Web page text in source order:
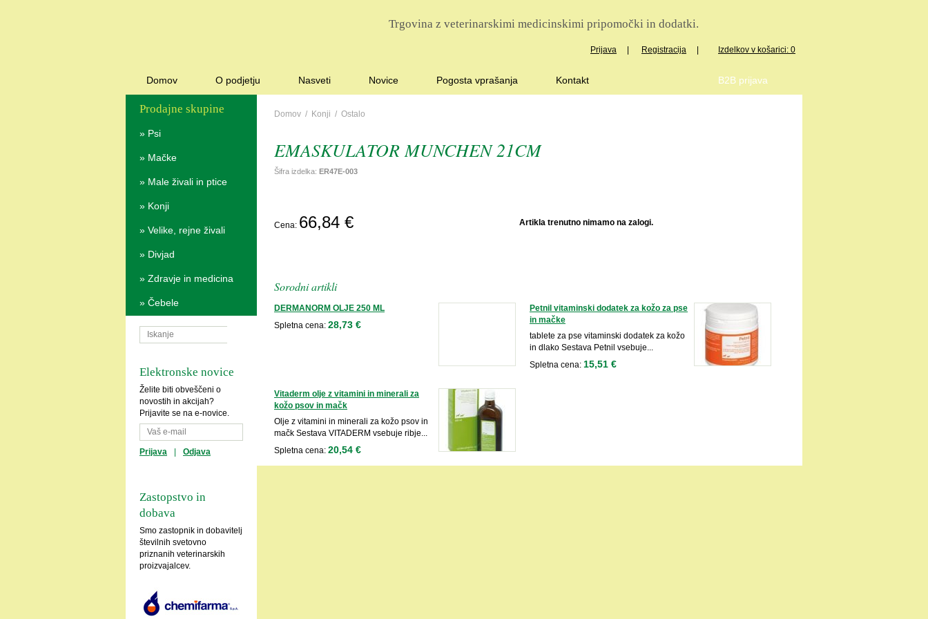
Trgovina z veterinarskimi medicinskimi pripomočki in dodatki.
Prijava Registracija Izdelkov v košarici: 0
Domov O podjetju Nasveti Novice Pogosta vprašanja Kontakt B2B prijava
Prodajne skupine
» Psi
» Mačke
» Male živali in ptice
» Konji
» Velike, rejne živali
» Divjad
» Zdravje in medicina
» Čebele
Elektronske novice
Želite biti obveščeni o
novostih in akcijah?
Prijavite se na e-novice.
Prijava Odjava
Zastopstvo in
dobava
Smo zastopnik in dobavitelj
številnih svetovno
priznanih veterinarskih
proizvajalcev.
Domov / Konji / Ostalo
EMASKULATOR MUNCHEN 21CM
Šifra izdelka: ER47E-003
Cena: 66,84 € Artikla trenutno nimamo na zalogi.
Sorodni artikli
DERMANORM OLJE 250 ML
Spletna cena: 28,73 €
Petnil vitaminski dodatek za kožo za pse
in mačke
tablete za pse vitaminski dodatek za kožo
in dlako Sestava Petnil vsebuje...
Spletna cena: 15,51 €
Vitaderm olje z vitamini in minerali za
kožo psov in mačk
Olje z vitamini in minerali za kožo psov in
mačk Sestava VITADERM vsebuje ribje...
Spletna cena: 20,54 €